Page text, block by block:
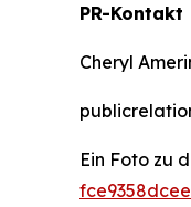
PR-Kontakt
Cheryl
Ein Foto zu